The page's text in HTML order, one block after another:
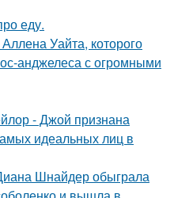
еду.
Уайта, которого
анджелеса с огромными
- Джой признана
идеальных лиц в
Шнайдер обыграла